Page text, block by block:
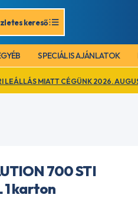
kereső
SPECIÁLIS AJÁNLATOK
CÉGÜNK 2026. AUGUSZTUS 17. –
700 STI
1 karton